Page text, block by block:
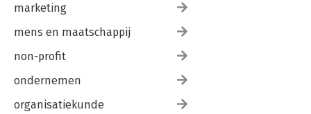
marketing
mens en maatschappij
non-profit
ondernemen
organisatiekunde